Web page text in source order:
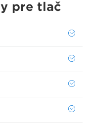
pre tlač